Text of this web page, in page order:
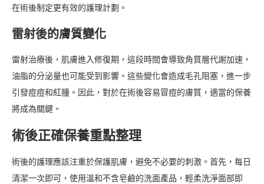
在術後制定更有效的護理計劃。
雷射後的膚質變化
雷射治療後，肌膚進入修復期，這段時間會導致角質層代謝加速，
油脂的分泌量也可能受到影響。這些變化會造成毛孔阻塞，進一步
引發痘痘和紅腫。因此，對於在術後容易冒痘的膚質，適當的保養
將成為關鍵。
術後正確保養重點整理
術後的護理應該注重於保護肌膚，避免不必要的刺激。首先，每日
清潔一次即可，使用溫和不含皂鹼的洗面產品，輕柔洗淨面部即